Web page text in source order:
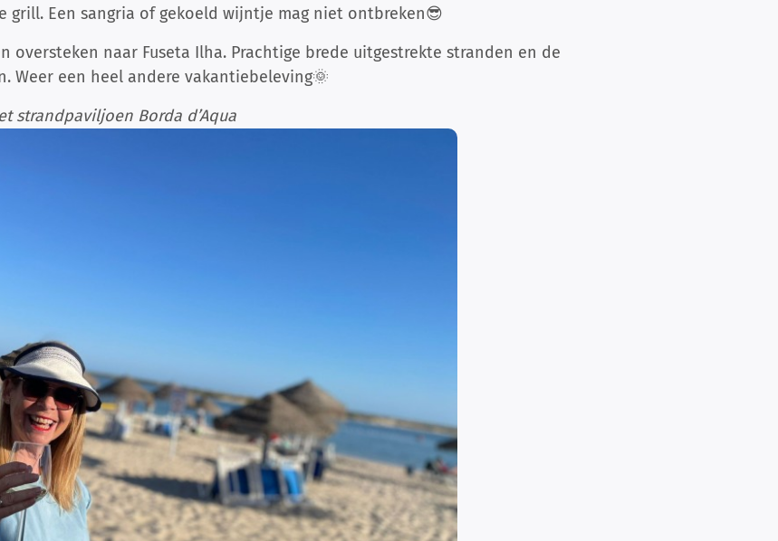
grill. Een sangria of gekoeld wijntje mag niet ontbreken😎
oversteken naar Fuseta Ilha. Prachtige brede uitgestrekte stranden en de
Weer een heel andere vakantiebeleving🌞
strandpaviljoen Borda d’Aqua